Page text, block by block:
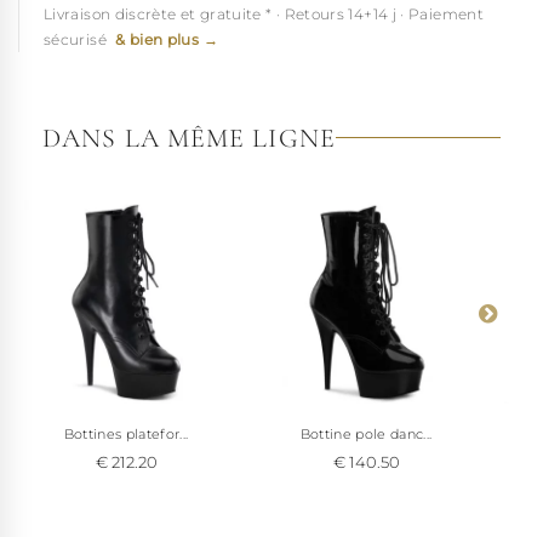
Livraison discrète et gratuite * · Retours 14+14 j · Paiement
sécurisé & bien plus →
DANS LA MÊME LIGNE
Bottines platefor...
€ 212.20
Bottine pole danc...
€ 140.50